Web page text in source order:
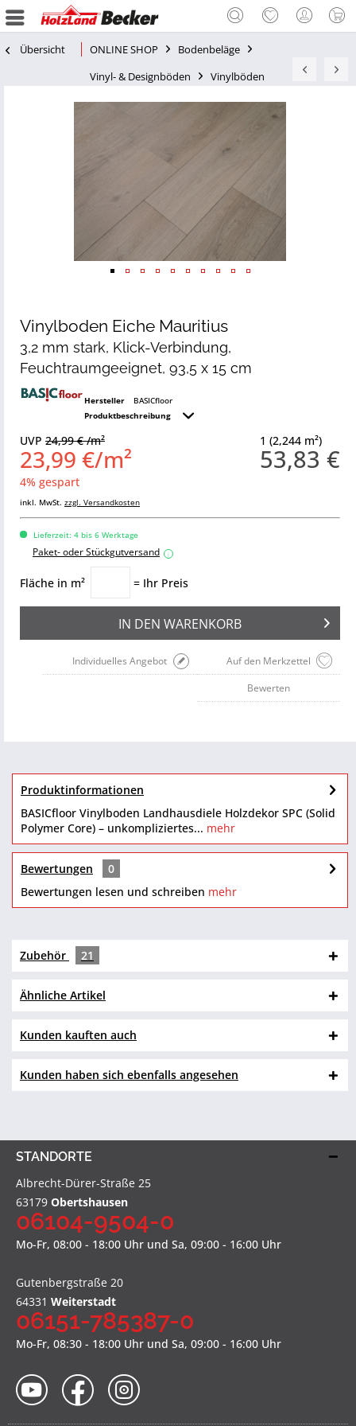
Übersicht ONLINE SHOP
Bodenbeläge
Vinyl- & Designböden
Vinylböden
Vinylboden Eiche Mauritius
3,2 mm stark, Klick-Verbindung,
Feuchtraumgeeignet, 93,5 x 15 cm
Hersteller
BASICfloor
Produktbeschreibung
1 (2,244 m²)
53,83 €
UVP 24,99 € /m²
23,99 €/m²
4% gespart
inkl. MwSt. zzgl. Versandkosten
Lieferzeit: 4 bis 6 Werktage
Paket- oder Stückgutversand i
Fläche in m² = Ihr Preis
IN DEN WARENKORB
Auf den Merkzettel
Individuelles Angebot
Bewerten
Produktinformationen
BASICfloor Vinylboden Landhausdiele Holzdekor SPC (Solid
Polymer Core) – unkompliziertes... mehr
Bewertungen
0
Bewertungen lesen und schreiben mehr
Zubehör 21
Ähnliche Artikel
Kunden kauften auch
Kunden haben sich ebenfalls angesehen
STANDORTE
Albrecht-Dürer-Straße 25
63179 Obertshausen
06104-9504-0
Mo-Fr, 08:00 - 18:00 Uhr und Sa, 09:00 - 16:00 Uhr
Gutenbergstraße 20
64331 Weiterstadt
06151-785387-0
Mo-Fr, 08:30 - 18:00 Uhr und Sa, 09:00 - 16:00 Uhr